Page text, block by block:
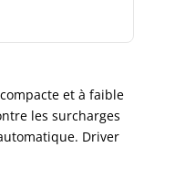
et à faible
les surcharges
Driver